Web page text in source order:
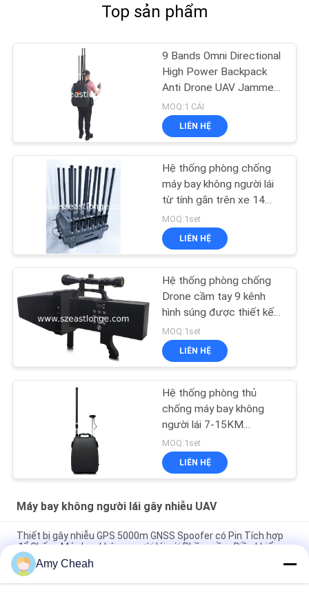
Top sản phẩm
9 Bands Omni Directional
High Power Backpack
Anti Drone UAV Jammer
với điều khiển từ xa có
dây
MOQ:1 CÁI
LIÊN HỆ
Hệ thống phòng chống
máy bay không người lái
từ tính gắn trên xe 14
kênh, Nguồn điện AC
220V DC 24V, Chống
Drone FPV cho các biện
MOQ:1set
LIÊN HỆ
Hệ thống phòng chống
Drone cầm tay 9 kênh
hình súng được thiết kế
để tăng cường an ninh tại
các khu vực nhạy cảm
với khoảng cách gây
MOQ:1set
LIÊN HỆ
Hệ thống phòng thủ
chống máy bay không
người lái 7-15KM
Backpack GPS Spoofing
MOQ:1set
LIÊN HỆ
Máy bay không người lái gây nhiễu UAV
Thiết bị gây nhiễu GPS 5000m GNSS Spoofer có Pin Tích hợp
để Chống Máy bay không người lái với Phần mềm Điều khiển
UAV-J2020 Series 160MHz 230W Hệ thống UAV chống phát
hiện phổ
Amy Cheah